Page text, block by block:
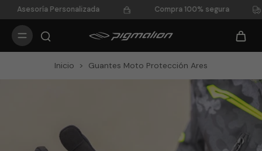
Asesoría Personalizada Compra 100% segura
Inicio > Guantes Moto Protección Ares